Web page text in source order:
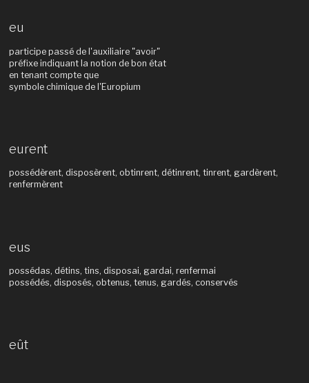
eu
participe passé de l'auxiliaire "avoir"
préfixe indiquant la notion de bon état
en tenant compte que
symbole chimique de l'Europium
eurent
possédèrent, disposèrent, obtinrent, détinrent, tinrent, gardèrent,
renfermèrent
eus
possédas, détins, tins, disposai, gardai, renfermai
possédés, disposés, obtenus, tenus, gardés, conservés
eût